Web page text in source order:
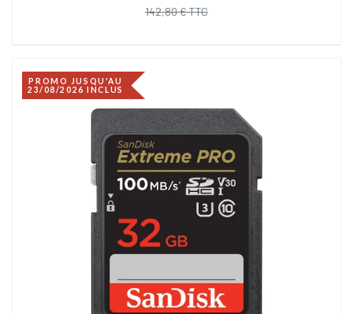
142,80 € TTC
PROMO JUSQU'AU
23/08/2026 INCLUS